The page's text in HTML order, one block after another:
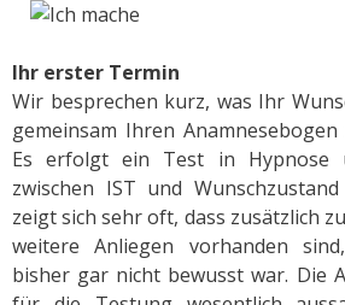
Ihr erster Termin
Wir besprechen kurz, was Ihr
gemeinsam Ihren
Es erfolgt ein Test in Hypnose
zwischen IST und
zeigt sich sehr oft, dass zusätzlich
weitere Anliegen vorhanden
bisher gar nicht bewusst war. Die